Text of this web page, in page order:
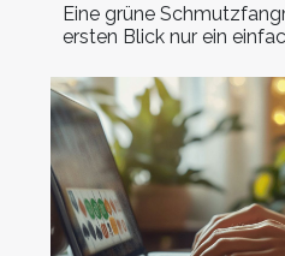
Eine grüne
ersten Blick nur ein